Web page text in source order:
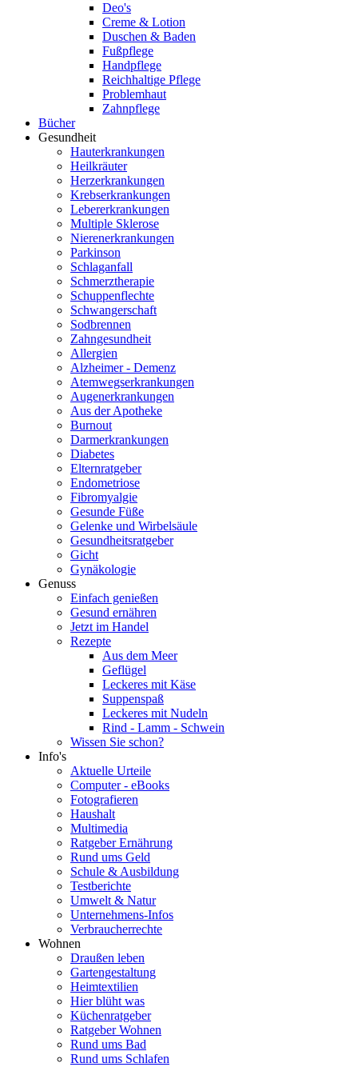
Deo's
Creme & Lotion
Duschen & Baden
Fußpflege
Handpflege
Reichhaltige Pflege
Problemhaut
Zahnpflege
Bücher
Gesundheit
Hauterkrankungen
Heilkräuter
Herzerkrankungen
Krebserkrankungen
Lebererkrankungen
Multiple Sklerose
Nierenerkrankungen
Parkinson
Schlaganfall
Schmerztherapie
Schuppenflechte
Schwangerschaft
Sodbrennen
Zahngesundheit
Allergien
Alzheimer - Demenz
Atemwegserkrankungen
Augenerkrankungen
Aus der Apotheke
Burnout
Darmerkrankungen
Diabetes
Elternratgeber
Endometriose
Fibromyalgie
Gesunde Füße
Gelenke und Wirbelsäule
Gesundheitsratgeber
Gicht
Gynäkologie
Genuss
Einfach genießen
Gesund ernähren
Jetzt im Handel
Rezepte
Aus dem Meer
Geflügel
Leckeres mit Käse
Suppenspaß
Leckeres mit Nudeln
Rind - Lamm - Schwein
Wissen Sie schon?
Info's
Aktuelle Urteile
Computer - eBooks
Fotografieren
Haushalt
Multimedia
Ratgeber Ernährung
Rund ums Geld
Schule & Ausbildung
Testberichte
Umwelt & Natur
Unternehmens-Infos
Verbraucherrechte
Wohnen
Draußen leben
Gartengestaltung
Heimtextilien
Hier blüht was
Küchenratgeber
Ratgeber Wohnen
Rund ums Bad
Rund ums Schlafen